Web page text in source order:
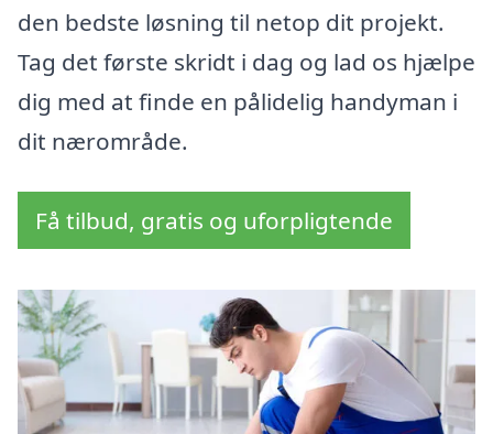
den bedste løsning til netop dit projekt.
Tag det første skridt i dag og lad os hjælpe
dig med at finde en pålidelig handyman i
dit nærområde.
Få tilbud, gratis og uforpligtende